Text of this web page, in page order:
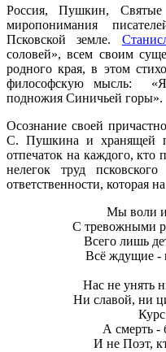
Россия, Пушкин,
миропонимания
Псковской земле.
соловей», всем своим
родного края, в этом
философскую мысль:
подножия Синичьей горы».
Осознание своей
С. Пушкина и хранящей
отпечаток на каждого, кто
нелегок труд
ответственности, которая
Мы воли
С тревожными
Всего лишь
Всё ждущие -
Нас не унять
Ни славой, ни
А смерть -
И не Поэт,